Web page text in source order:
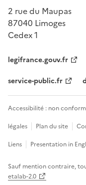
2 rue du Maupas
87040 Limoges
Cedex 1
legifrance.gouv.fr
service-public.fr
Accessibilité : non
légales
Plan du site
Liens
Presentation in
Sauf mention contraire,
etalab-2.0